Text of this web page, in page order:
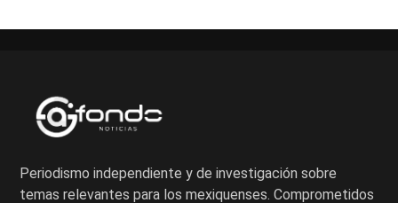
entradas
Periodismo independiente y de investigación sobre
temas relevantes para los mexiquenses. Comprometidos